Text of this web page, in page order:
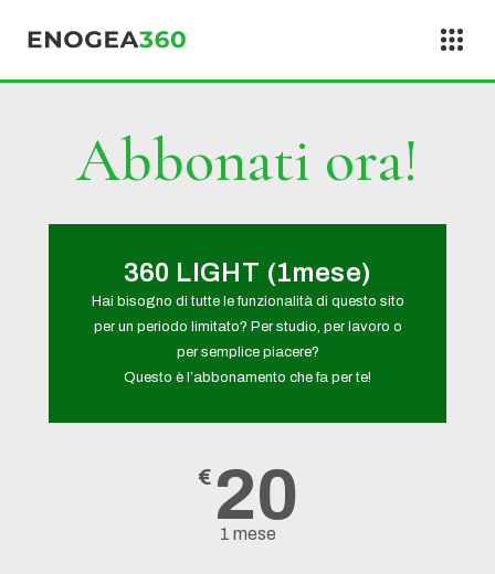
Abbonati ora!
360 LIGHT (1mese)
Hai bisogno di tutte le funzionalità di questo sito
per un periodo limitato? Per studio, per lavoro o
per semplice piacere?
Questo è l’abbonamento che fa per te!
€ 20
1 mese